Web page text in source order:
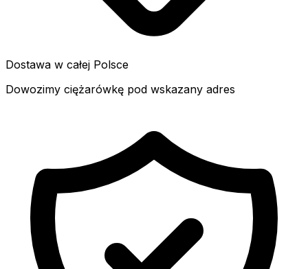
Dostawa w całej Polsce
Dowozimy ciężarówkę pod wskazany adres